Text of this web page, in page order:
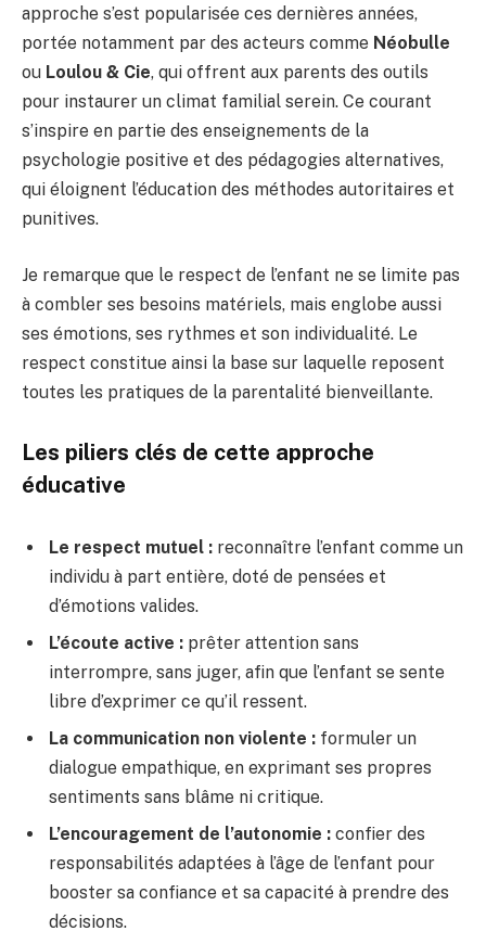
approche s’est popularisée ces dernières années,
portée notamment par des acteurs comme Néobulle
ou Loulou & Cie, qui offrent aux parents des outils
pour instaurer un climat familial serein. Ce courant
s’inspire en partie des enseignements de la
psychologie positive et des pédagogies alternatives,
qui éloignent l’éducation des méthodes autoritaires et
punitives.
Je remarque que le respect de l’enfant ne se limite pas
à combler ses besoins matériels, mais englobe aussi
ses émotions, ses rythmes et son individualité. Le
respect constitue ainsi la base sur laquelle reposent
toutes les pratiques de la parentalité bienveillante.
Les piliers clés de cette approche
éducative
Le respect mutuel : reconnaître l’enfant comme un
individu à part entière, doté de pensées et
d’émotions valides.
L’écoute active : prêter attention sans
interrompre, sans juger, afin que l’enfant se sente
libre d’exprimer ce qu’il ressent.
La communication non violente : formuler un
dialogue empathique, en exprimant ses propres
sentiments sans blâme ni critique.
L’encouragement de l’autonomie : confier des
responsabilités adaptées à l’âge de l’enfant pour
booster sa confiance et sa capacité à prendre des
décisions.